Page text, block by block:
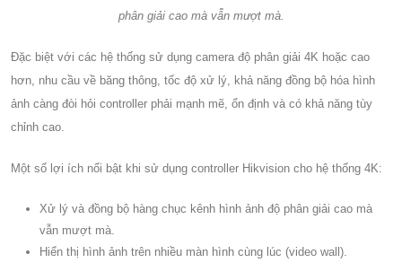
phân giải cao mà vẫn mượt mà.
Đặc biệt với các hệ thống sử dụng camera độ phân giải 4K hoặc cao
hơn, nhu cầu về băng thông, tốc độ xử lý, khả năng đồng bộ hóa hình
ảnh càng đòi hỏi controller phải mạnh mẽ, ổn định và có khả năng tùy
chỉnh cao.
Một số lợi ích nổi bật khi sử dụng controller Hikvision cho hệ thống 4K:
Xử lý và đồng bộ hàng chục kênh hình ảnh độ phân giải cao mà
vẫn mượt mà.
Hiển thị hình ảnh trên nhiều màn hình cùng lúc (video wall).